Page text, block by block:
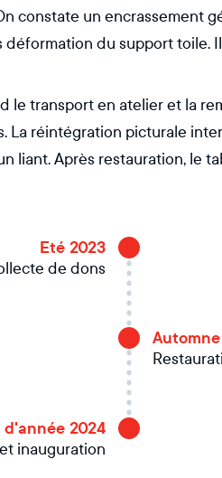
constate un encrassement
du support toile.
le transport en atelier et la
La réintégration picturale
liant. Après restauration, le
Eté 2023
de dons
2024
inauguration